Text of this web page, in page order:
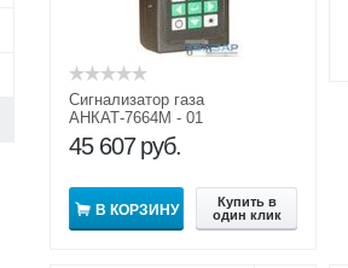
Сигнализатор газа
АНКАТ-7664М - 01
45 607 руб.
В КОРЗИНУ
Купить в
один клик